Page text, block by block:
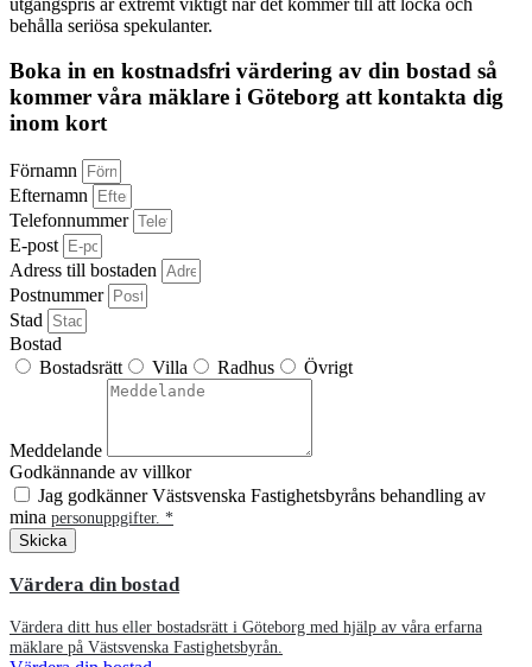
behålla seriösa spekulanter.
Boka in en kostnadsfri värdering av din bostad så
kommer våra mäklare i Göteborg att kontakta dig
inom kort
Förnamn
Efternamn
Telefonnummer
E-post
Adress till bostaden
Postnummer
Stad
Bostad
Bostadsrätt
Villa Radhus Övrigt
Meddelande
Godkännande av villkor
Jag godkänner Västsvenska Fastighetsbyråns behandling av
mina personuppgifter. *
Skicka
Värdera din bostad
Värdera ditt hus eller bostadsrätt i Göteborg med hjälp av våra erfarna
mäklare på Västsvenska Fastighetsbyrån.